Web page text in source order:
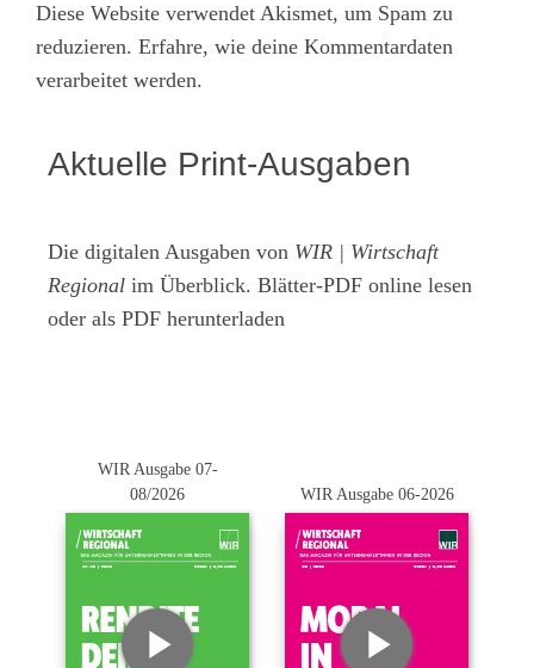
Diese Website verwendet Akismet, um Spam zu
reduzieren. Erfahre, wie deine Kommentardaten
verarbeitet werden.
Aktuelle Print-Ausgaben
Die digitalen Ausgaben von WIR | Wirtschaft
Regional im Überblick. Blätter-PDF online lesen
oder als PDF herunterladen
WIR Ausgabe 07-
08/2026
WIR Ausgabe 06-2026